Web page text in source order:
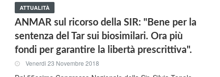
ATTUALITÀ
ANMAR sul ricorso della SIR: "Bene per la
sentenza del Tar sui biosimilari. Ora più
fondi per garantire la libertà prescrittiva".
Venerdi 23 Novembre 2018